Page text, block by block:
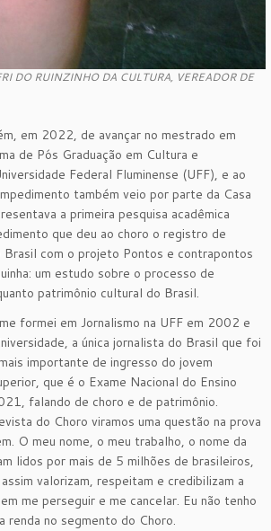
DO RUINZINHO DA CULTURA, VEREADOR DE
em 2022, de avançar no mestrado em
de Pós Graduação em Cultura e
Federal Fluminense (UFF), e ao
também veio por parte da Casa
a primeira pesquisa acadêmica
que deu ao choro o registro de
com o projeto Pontos e contrapontos
um estudo sobre o processo de
patrimônio cultural do Brasil.
formei em Jornalismo na UFF em 2002 e
a única jornalista do Brasil que foi
importante de ingresso do jovem
que é o Exame Nacional do Ensino
falando de choro e de patrimônio.
do Choro viramos uma questão na prova
O meu nome, o meu trabalho, o nome da
lidos por mais de 5 milhões de brasileiros,
valorizam, respeitam e credibilizam a
me perseguir e me cancelar. Eu não tenho
renda no segmento do Choro.